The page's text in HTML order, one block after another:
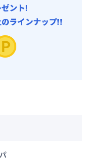
ント!
ラインナップ!!